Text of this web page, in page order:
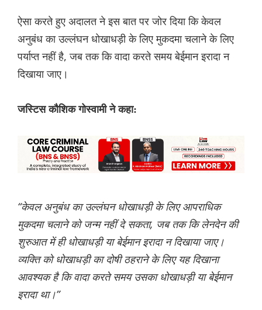
ऐसा करते हुए अदालत ने इस बात पर जोर दिया कि केवल
अनुबंध का उल्लंघन धोखाधड़ी के लिए मुकदमा चलाने के लिए
पर्याप्त नहीं है, जब तक कि वादा करते समय बेईमान इरादा न
दिखाया जाए।
जस्टिस कौशिक गोस्वामी ने कहा:
“केवल अनुबंध का उल्लंघन धोखाधड़ी के लिए आपराधिक
मुकदमा चलाने को जन्म नहीं दे सकता, जब तक कि लेनदेन की
शुरुआत में ही धोखाधड़ी या बेईमान इरादा न दिखाया जाए।
व्यक्ति को धोखाधड़ी का दोषी ठहराने के लिए यह दिखाना
आवश्यक है कि वादा करते समय उसका धोखाधड़ी या बेईमान
इरादा था।”